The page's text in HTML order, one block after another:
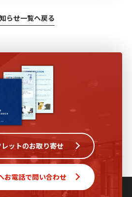
らせ一覧へ戻る
ットのお取り寄せ
お電話で問い合わせ